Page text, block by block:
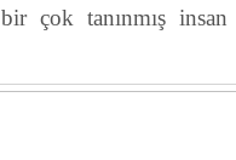
tanınmış insan